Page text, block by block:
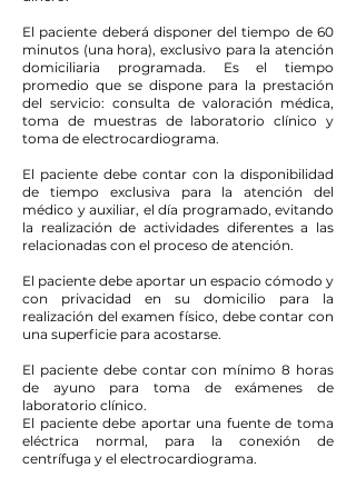
El paciente deberá disponer del tiempo de 60
minutos (una hora), exclusivo para la atención
domiciliaria programada. Es el tiempo
promedio que se dispone para la prestación
del servicio: consulta de valoración médica,
toma de muestras de laboratorio clínico y
toma de electrocardiograma.
El paciente debe contar con la disponibilidad
de tiempo exclusiva para la atención del
médico y auxiliar, el día programado, evitando
la realización de actividades diferentes a las
relacionadas con el proceso de atención.
El paciente debe aportar un espacio cómodo y
con privacidad en su domicilio para la
realización del examen físico, debe contar con
una superficie para acostarse.
El paciente debe contar con mínimo 8 horas
de ayuno para toma de exámenes de
laboratorio clínico.
El paciente debe aportar una fuente de toma
eléctrica normal, para la conexión de
centrífuga y el electrocardiograma.